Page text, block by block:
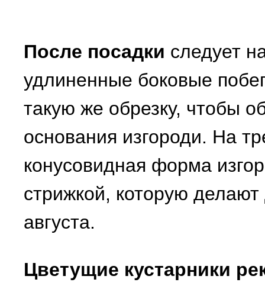
После посадки следует
удлиненные боковые
такую же обрезку, чтобы
основания изгороди. На
конусовидная форма
стрижкой, которую
августа.
Цветущие кустарники